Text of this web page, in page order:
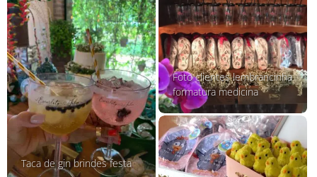
Taca de gin brindes festa
Foto clientes lembrancinha
formatura medicina